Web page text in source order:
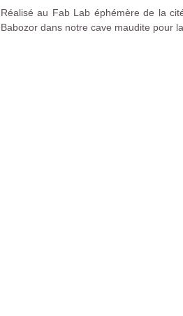
Réalisé au Fab Lab éphémère de la
Babozor dans notre cave maudite pour